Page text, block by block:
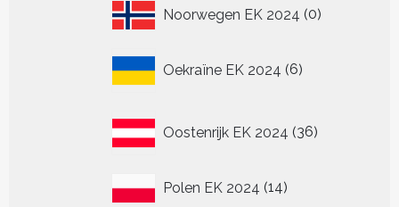
Noorwegen EK 2024 00
Oekraïne EK 2024 6
producten
Oostenrijk EK 2024 36
producten
Polen EK 2024 1414